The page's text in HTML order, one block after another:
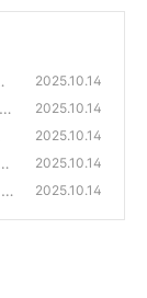
2025.10.14
2025.10.14
2025.10.14
2025.10.14
2025.10.14